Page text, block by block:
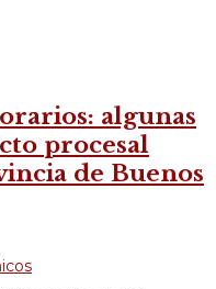
algunas
procesal
de Buenos